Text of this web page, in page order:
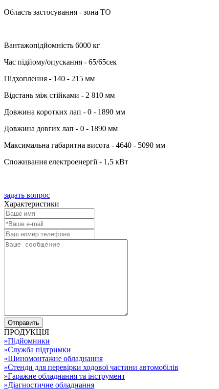
Область застосування - зона ТО
Вантажопідйомність 6000 кг
Час підйому/опускання - 65/65сек
Підхоплення - 140 - 215 мм
Відстань між стійками - 2 810 мм
Довжина коротких лап - 0 - 1890 мм
Довжина довгих лап - 0 - 1890 мм
Максимальна габаритна висота - 4640 - 5090 мм
Споживання електроенергії - 1,5 кВт
задать вопрос
Характеристики
ПРОДУКЦІЯ
»Підйомники
»Служба підтримки
»Шиномонтажне обладнання
»Стенди для перевірки ходової частини автомобілів
»Гаражне обладнання та інструмент
»Діагностичне обладнання